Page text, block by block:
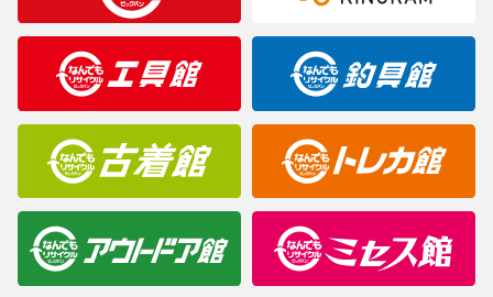
製造元が定めたカラー名と異なることもあります。色調などご不
明なことがありましたらご購入前にお問い合わせください。
商品について